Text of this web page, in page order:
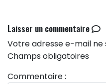
Laisser un commentaire
Votre adresse e-mail ne
Champs obligatoires
Commentaire :